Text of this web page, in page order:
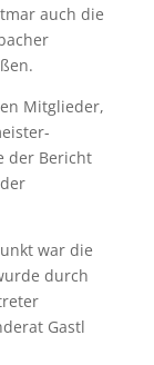
auch die
Mitglieder,
der Bericht
war die
durch
Gastl